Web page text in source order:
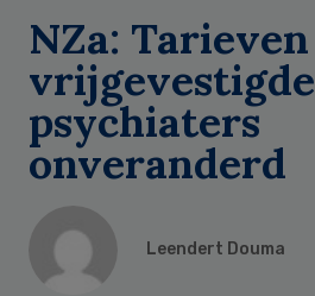
NZa: Tarieven
vrijgevestigde
psychiaters
onveranderd
Leendert Douma